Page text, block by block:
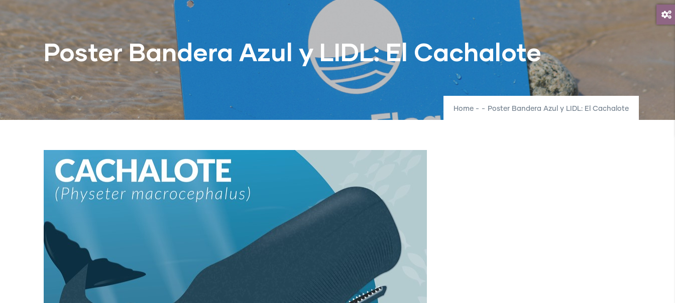
Poster Bandera Azul y LIDL: El Cachalote
Home - - Poster Bandera Azul y LIDL: El Cachalote